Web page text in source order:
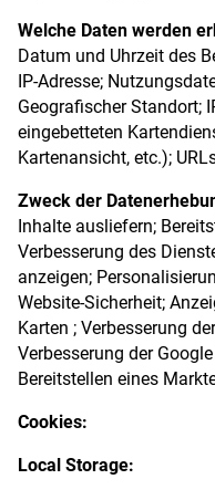
Welche Daten werden
Datum und Uhrzeit des
IP-Adresse;
Geografischer Standort;
eingebetteten
Kartenansicht, etc.);
Zweck der
Inhalte ausliefern;
Verbesserung des
anzeigen;
Website-Sicherheit;
Karten ; Verbesserung
Verbesserung der
Bereitstellen eines
Cookies:
Local Storage: